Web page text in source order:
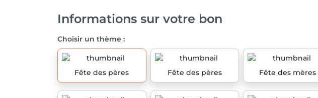
Informations sur votre bon
Choisir un thème :
Fête des pères Fête des pères Fête des mères